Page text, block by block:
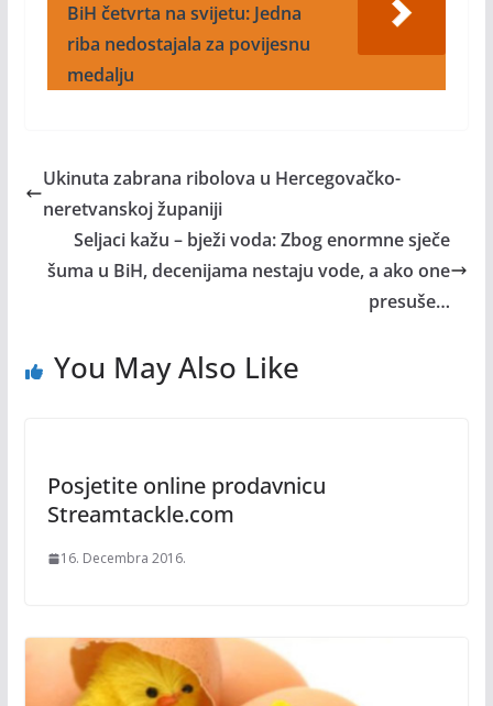
BiH četvrta na svijetu: Jedna
riba nedostajala za povijesnu
medalju
Ukinuta zabrana ribolova u Hercegovačko-
neretvanskoj županiji
Seljaci kažu – bježi voda: Zbog enormne sječe
šuma u BiH, decenijama nestaju vode, a ako one
presuše…
You May Also Like
Posjetite online prodavnicu
Streamtackle.com
16. Decembra 2016.